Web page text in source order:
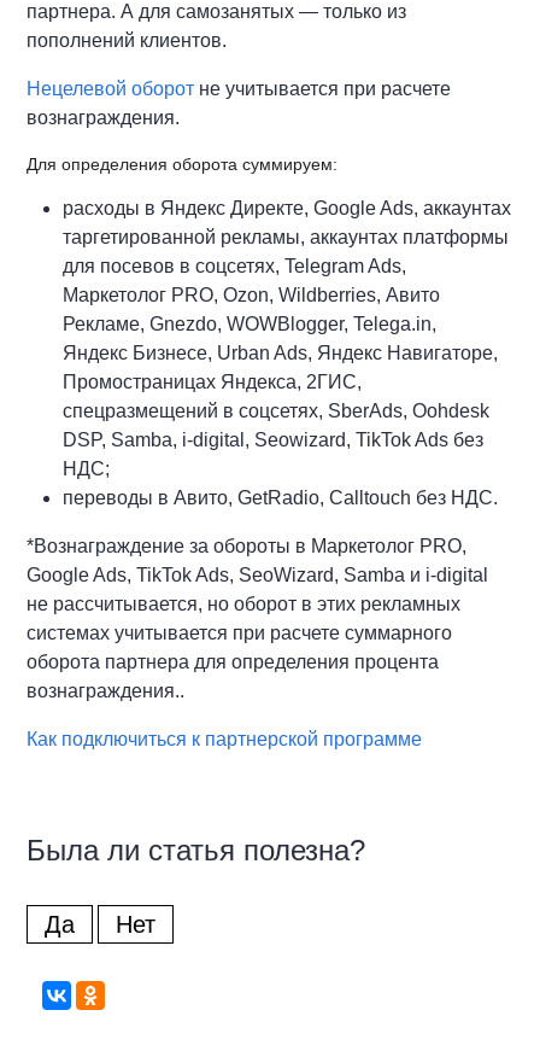
партнера. А для самозанятых — только из
пополнений клиентов.
Нецелевой оборот не учитывается при расчете
вознаграждения.
Для определения оборота суммируем:
расходы в Яндекс Директе, Google Ads, аккаунтах
таргетированной рекламы, аккаунтах платформы
для посевов в соцсетях, Telegram Ads,
Маркетолог PRO, Ozon, Wildberries, Авито
Рекламе, Gnezdo, WOWBlogger, Telega.in,
Яндекс Бизнесе, Urban Ads, Яндекс Навигаторе,
Промостраницах Яндекса, 2ГИС,
спецразмещений в соцсетях, SberAds, Oohdesk
DSP, Samba, i-digital, Seowizard, TikTok Ads без
НДС;
переводы в Авито, GetRadio, Calltouch без НДС.
*Вознаграждение за обороты в Маркетолог PRO,
Google Ads, TikTok Ads, SeoWizard, Samba и i-digital
не рассчитывается, но оборот в этих рекламных
системах учитывается при расчете суммарного
оборота партнера для определения процента
вознаграждения..
Как подключиться к партнерской программе
Была ли статья полезна?
Да Нет